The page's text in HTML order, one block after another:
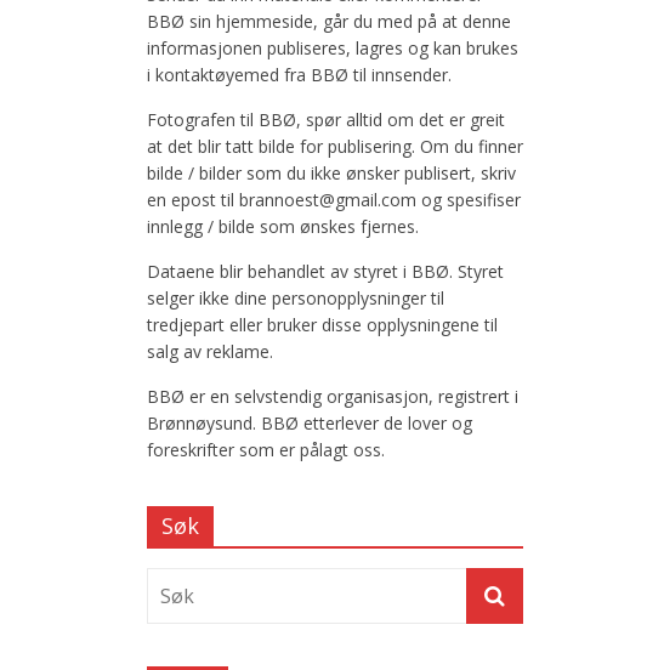
BBØ sin hjemmeside, går du med på at denne
informasjonen publiseres, lagres og kan brukes
i kontaktøyemed fra BBØ til innsender.
Fotografen til BBØ, spør alltid om det er greit
at det blir tatt bilde for publisering. Om du finner
bilde / bilder som du ikke ønsker publisert, skriv
en epost til brannoest@gmail.com og spesifiser
innlegg / bilde som ønskes fjernes.
Dataene blir behandlet av styret i BBØ. Styret
selger ikke dine personopplysninger til
tredjepart eller bruker disse opplysningene til
salg av reklame.
BBØ er en selvstendig organisasjon, registrert i
Brønnøysund. BBØ etterlever de lover og
foreskrifter som er pålagt oss.
Søk